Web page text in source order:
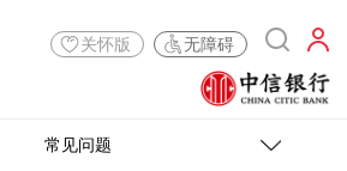
无障碍
关怀版
常见问题